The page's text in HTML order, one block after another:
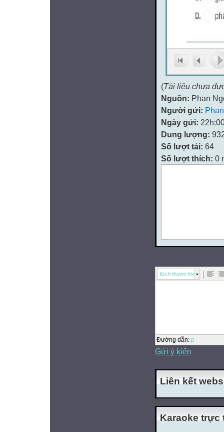
(Tài liệu chưa
Nguồn: Phan
Người gửi:
Ngày gửi:
Dung lượng:
Số lượt tải: 64
Số lượt thích: 0
Kích thước font
Đường dẫn: p
Gửi ý kiến
Liên kết
Karaoke trực